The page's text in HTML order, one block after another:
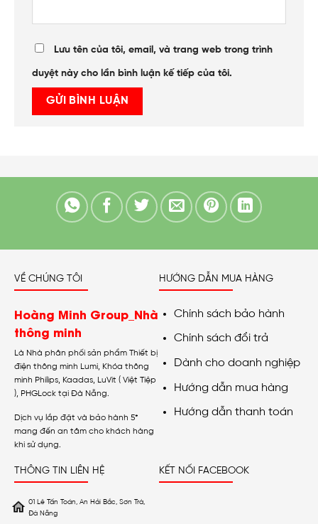
Lưu tên của tôi, email, và trang web trong trình
duyệt này cho lần bình luận kế tiếp của tôi.
VỀ CHÚNG TÔI
Hoàng Minh Group_Nhà
thông minh
Là Nhà phân phối sản phẩm Thiết bị
điện thông minh Lumi, Khóa thông
minh Philips, Kaadas, LuVit ( Việt Tiệp
), PHGLock tại Đà Nẵng.
Dịch vụ lắp đặt và bảo hành 5*
mang đến an tâm cho khách hàng
khi sử dụng.
HƯỚNG DẪN MUA HÀNG
Chính sách bảo hành
Chính sách đổi trả
Dành cho doanh nghiệp
Hướng dẫn mua hàng
Hướng dẫn thanh toán
THÔNG TIN LIÊN HỆ
01 Lê Tấn Toán, An Hải Bắc, Sơn Trà,
Đà Nẵng
KẾT NỐI FACEBOOK